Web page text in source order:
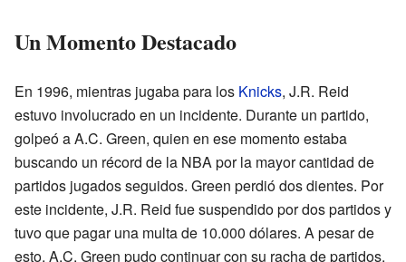
Un Momento Destacado
En 1996, mientras jugaba para los Knicks, J.R. Reid
estuvo involucrado en un incidente. Durante un partido,
golpeó a A.C. Green, quien en ese momento estaba
buscando un récord de la NBA por la mayor cantidad de
partidos jugados seguidos. Green perdió dos dientes. Por
este incidente, J.R. Reid fue suspendido por dos partidos y
tuvo que pagar una multa de 10.000 dólares. A pesar de
esto, A.C. Green pudo continuar con su racha de partidos,